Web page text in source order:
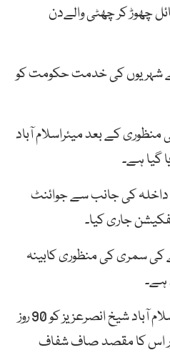
چھوڑ کر چھٹی والےدن
کے شہریوں کی خدمت حکومت کو
کے بعد میئراسلام آباد
گیا ہے۔
داخلہ کی جانب سے جوائنٹ
جاری کیا۔
کی سمری کی منظوری کابینہ
ہے۔
نوٹیفکیشن کے مطابق میئراسلام آباد شیخ انصرعزیز کو 90 روز
اس کا مقصد صاف شفاف